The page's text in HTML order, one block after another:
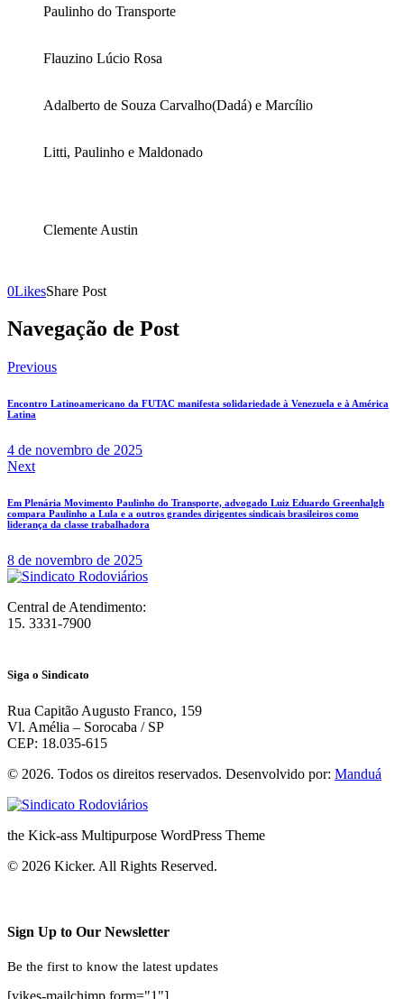
Paulinho do Transporte
Flauzino Lúcio Rosa
Adalberto de Souza Carvalho(Dadá) e Marcílio
Litti, Paulinho e Maldonado
Clemente Austin
0LikesShare Post
Navegação de Post
Previous
Encontro Latinoamericano da FUTAC manifesta solidariedade à Venezuela e à América
Latina
4 de novembro de 2025
Next
Em Plenária Movimento Paulinho do Transporte, advogado Luiz Eduardo Greenhalgh
compara Paulinho a Lula e a outros grandes dirigentes sindicais brasileiros como
liderança da classe trabalhadora
8 de novembro de 2025
Central de Atendimento:
15. 3331-7900
Siga o Sindicato
Rua Capitão Augusto Franco, 159
Vl. Amélia – Sorocaba / SP
CEP: 18.035-615
© 2026. Todos os direitos reservados. Desenvolvido por: Manduá
the Kick-ass Multipurpose WordPress Theme
© 2026 Kicker. All Rights Reserved.
Sign Up to Our Newsletter
Be the first to know the latest updates